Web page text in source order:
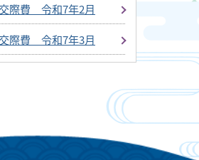
際費 令和7年2月
際費 令和7年3月